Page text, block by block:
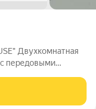
Двухкомнатная
передовыми
гостиной 17 кв.м,